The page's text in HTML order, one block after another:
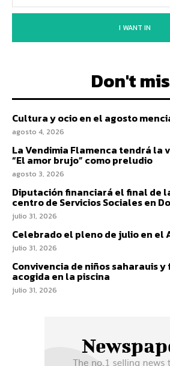
I WANT IN
Don't
Cultura y ocio en el agosto
agosto 4, 2026
La Vendimia Flamenca tendrá la
“El amor brujo” como preludio
agosto 3, 2026
Diputación financiará el final de
centro de Servicios Sociales en
julio 31, 2026
Celebrado el pleno de julio en el
julio 31, 2026
Convivencia de niños saharauis y
acogida en la piscina
julio 31, 2026